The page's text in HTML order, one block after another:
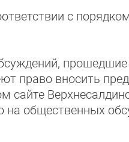
с
право вносить
на общественных